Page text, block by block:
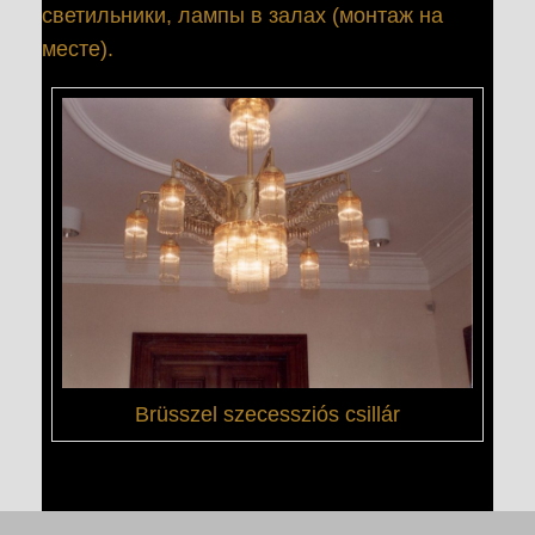
светильники, лампы в залах (монтаж на
месте).
Brüsszel szecessziós csillár